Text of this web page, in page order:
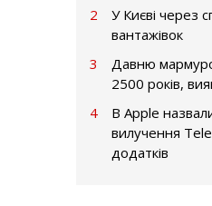
2
У Києві через
вантажівок
3
Давню
2500 років,
4
В Apple
вилучення
додатків